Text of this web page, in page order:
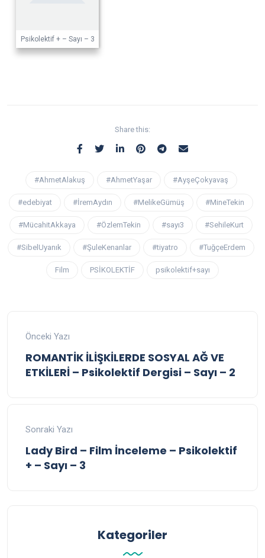
Psikolektif + – Sayı – 3
Share this:
#AhmetAlakuş #AhmetYaşar #AyşeÇokyavaş
#edebiyat #İremAydın #MelikeGümüş #MineTekin
#MücahitAkkaya #ÖzlemTekin #sayı3 #SehileKurt
#SibelUyanık #ŞuleKenanlar #tiyatro #TuğçeErdem
Film PSİKOLEKTİF psikolektif+sayı
Önceki Yazı
ROMANTİK İLİŞKİLERDE SOSYAL AĞ VE
ETKİLERİ – Psikolektif Dergisi – Sayı – 2
Sonraki Yazı
Lady Bird – Film İnceleme – Psikolektif
+ – Sayı – 3
Kategoriler